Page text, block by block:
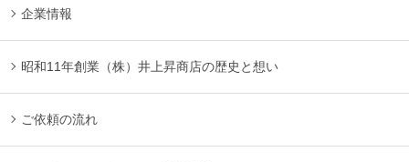
企業情報
昭和11年創業（株）井上昇商店の歴史と想い
ご依頼の流れ